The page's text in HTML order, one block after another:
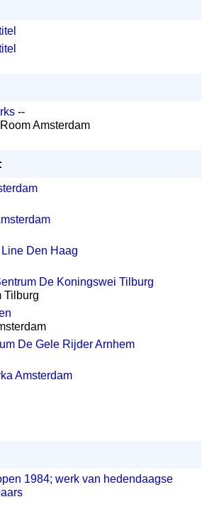
--
Amsterdam
Den Haag
De Koningswei Tilburg
Tilburg
De Gele Rijder Arnhem
Amsterdam
1984; werk van hedendaagse